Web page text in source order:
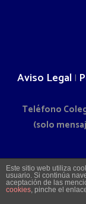
Aviso Legal |
Teléfono
(solo
2026 ©
SOL S/N -
Este sitio web utiliza
usuario. Si continúa
aceptación de las
cookies, pinche el